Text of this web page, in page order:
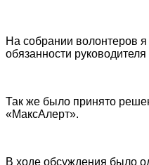
На собрании волонтеров
обязанности руководителя
Так же было принято
«МаксАлерт».
В ходе обсуждения было